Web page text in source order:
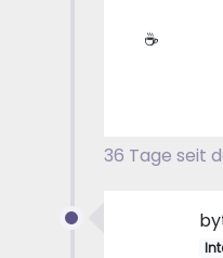
☕
36 Tage seit